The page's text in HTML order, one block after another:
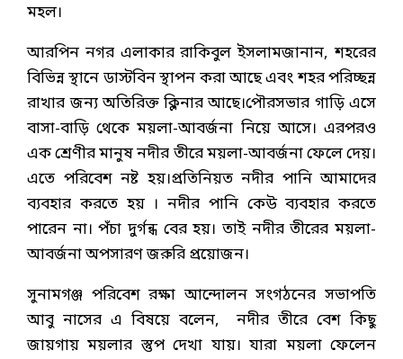
মহল।
আরপিন নগর এলাকার রাকিবুল ইসলামজানান, শহরের
বিভিন্ন স্থানে ডাস্টবিন স্থাপন করা আছে এবং শহর পরিচ্ছন্ন
রাখার জন্য অতিরিক্ত ক্লিনার আছে।পৌরসভার গাড়ি এসে
বাসা-বাড়ি থেকে ময়লা-আবর্জনা নিয়ে আসে। এরপরও
এক শ্রেণীর মানুষ নদীর তীরে ময়লা-আবর্জনা ফেলে দেয়।
এতে পরিবেশ নষ্ট হয়।প্রতিনিয়ত নদীর পানি আমাদের
ব্যবহার করতে হয় । নদীর পানি কেউ ব্যবহার করতে
পারেন না। পঁচা দুর্গন্ধ বের হয়। তাই নদীর তীরের ময়লা-
আবর্জনা অপসারণ জরুরি প্রয়োজন।
সুনামগঞ্জ পরিবেশ রক্ষা আন্দোলন সংগঠনের সভাপতি
আবু নাসের এ বিষয়ে বলেন, নদীর তীরে বেশ কিছু
জায়গায় ময়লার স্তুপ দেখা যায়। যারা ময়লা ফেলেন